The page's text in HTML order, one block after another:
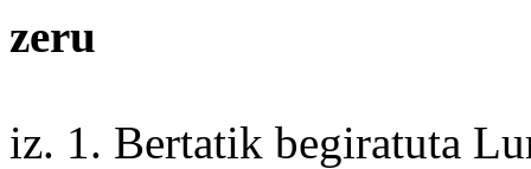
zeru
iz. 1. Bertatik begiratuta